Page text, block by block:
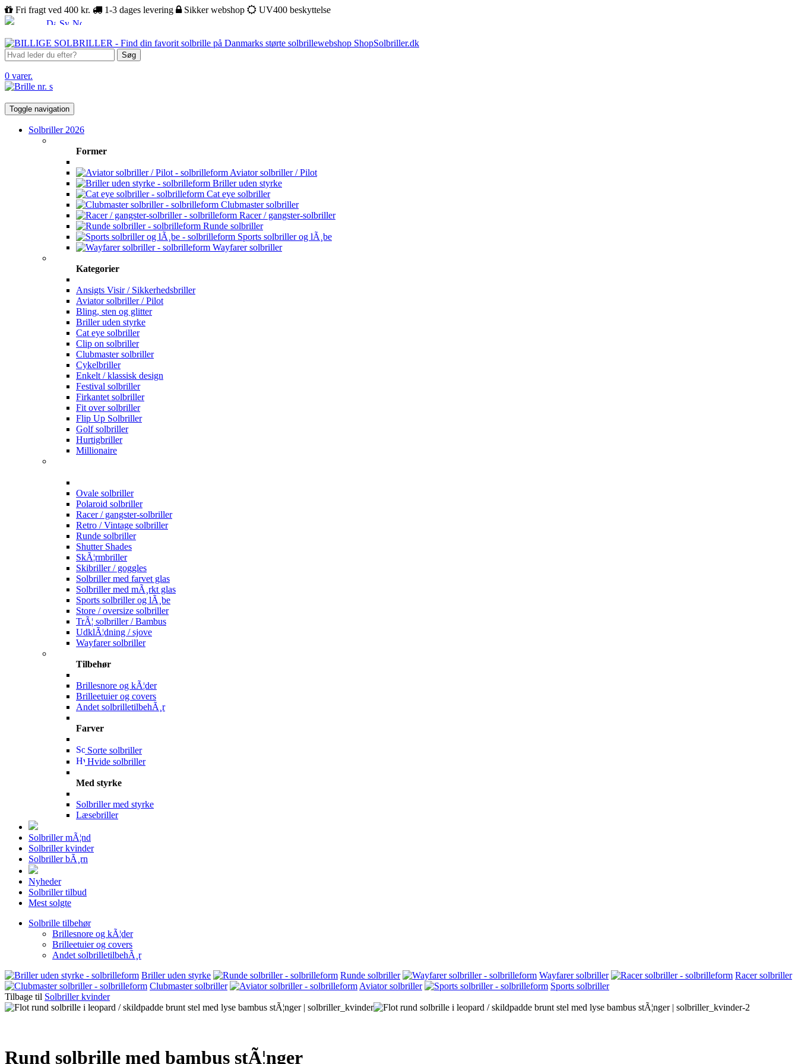
Fri fragt ved 400 kr. 1-3 dages levering Sikker webshop UV400 beskyttelse
Søg
0 varer.
Toggle navigation
Solbriller 2026
Former
Aviator solbriller / Pilot
Briller uden styrke
Cat eye solbriller
Clubmaster solbriller
Racer / gangster-solbriller
Runde solbriller
Sports solbriller og lÃ¸be
Wayfarer solbriller
Kategorier
Ansigts Visir / Sikkerhedsbriller
Aviator solbriller / Pilot
Bling, sten og glitter
Briller uden styrke
Cat eye solbriller
Clip on solbriller
Clubmaster solbriller
Cykelbriller
Enkelt / klassisk design
Festival solbriller
Firkantet solbriller
Fit over solbriller
Flip Up Solbriller
Golf solbriller
Hurtigbriller
Millionaire
Ovale solbriller
Polaroid solbriller
Racer / gangster-solbriller
Retro / Vintage solbriller
Runde solbriller
Shutter Shades
SkÃ¦rmbriller
Skibriller / goggles
Solbriller med farvet glas
Solbriller med mÃ¸rkt glas
Sports solbriller og lÃ¸be
Store / oversize solbriller
TrÃ¦ solbriller / Bambus
UdklÃ¦dning / sjove
Wayfarer solbriller
Tilbehør
Brillesnore og kÃ¦der
Brilleetuier og covers
Andet solbrilletilbehÃ¸r
Farver
Sorte solbriller
Hvide solbriller
Med styrke
Solbriller med styrke
Læsebriller
Solbriller mÃ¦nd
Solbriller kvinder
Solbriller bÃ¸rn
Nyheder
Solbriller tilbud
Mest solgte
Solbrille tilbehør
Brillesnore og kÃ¦der
Brilleetuier og covers
Andet solbrilletilbehÃ¸r
Briller uden styrke
Runde solbriller Wayfarer solbriller
Racer solbriller
Clubmaster solbriller
Aviator solbriller
Sports solbriller
Tilbage til Solbriller kvinder
Rund solbrille med bambus stÃ¦nger